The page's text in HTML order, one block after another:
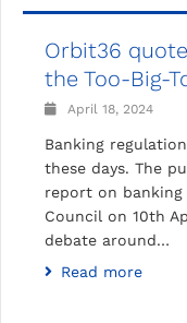
Orbit36
the Too-Big-
April 18, 2024
Banking
these days. The
report on banking
Council on 10th
debate around…
Read more